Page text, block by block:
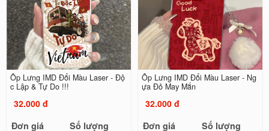
Ốp Lưng IMD Đổi Màu Laser - Độ
c Lập & Tự Do !!!
32.000 đ
Đơn giá
Số lượng
Ốp Lưng IMD Đổi Màu Laser - Ng
ựa Đỏ May Mắn
32.000 đ
Đơn giá
Số lượng